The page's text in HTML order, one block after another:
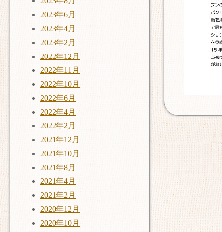
2023年6月
2023年4月
2023年2月
2022年12月
2022年11月
2022年10月
2022年6月
2022年4月
2022年2月
2021年12月
2021年10月
2021年8月
2021年4月
2021年2月
2020年12月
2020年10月